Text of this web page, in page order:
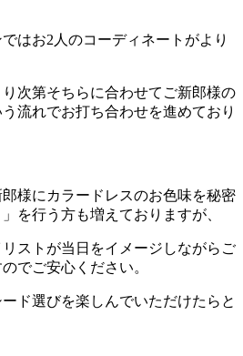
はお2人のコーディネートがより
次第そちらに合わせてご新郎様の
流れでお打ち合わせを進めており
様にカラードレスのお色味を秘密
を行う方も増えておりますが、
ストが当日をイメージしながらご
でご安心ください。
ド選びを楽しんでいただけたらと